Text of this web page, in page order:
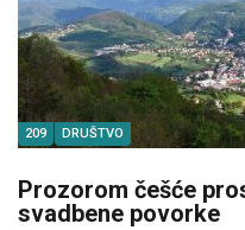
209 DRUŠTVO
Prozorom češće
svadbene povorke